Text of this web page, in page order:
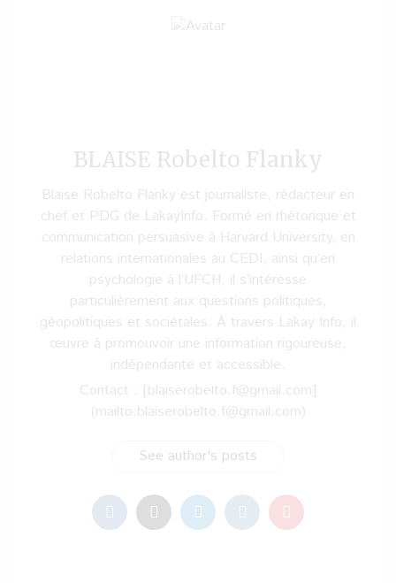
BLAISE Robelto Flanky
Blaise Robelto Flanky est journaliste, rédacteur en
chef et PDG de LakayInfo. Formé en rhétorique et
communication persuasive à Harvard University, en
relations internationales au CEDI, ainsi qu’en
psychologie à l’UFCH, il s’intéresse
particulièrement aux questions politiques,
géopolitiques et sociétales. À travers Lakay Info, il
œuvre à promouvoir une information rigoureuse,
indépendante et accessible.
Contact : [blaiserobelto.f@gmail.com]
(mailto:blaiserobelto.f@gmail.com)
See author's posts